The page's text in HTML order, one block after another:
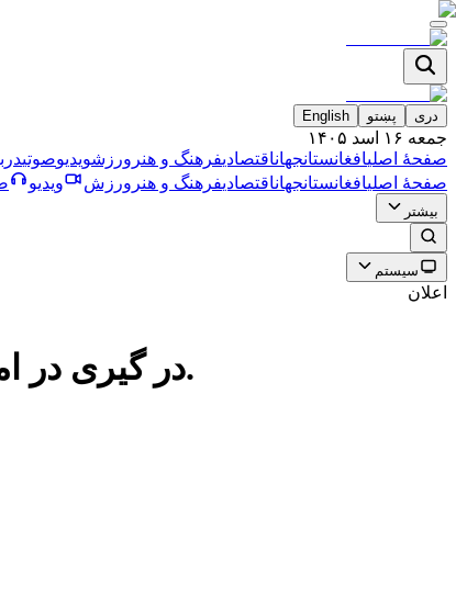
دری پښتو English
جمعه ۱۶ اسد ۱۴۰۵
صفحۀ اصلیافغانستانجهاناقتصادیفرهنگ و هنر ورزشویدیوصوتی
صفحۀ اصلیافغانستانجهاناقتصادیفرهنگ و هنر ورزش ویدیو
بیشتر
سیستم
اعلان
در گیری در امتداد خط دیورند میان خیبر و دوربابا؛ سه سرباز پاکستانی زخمی شده‌اند.